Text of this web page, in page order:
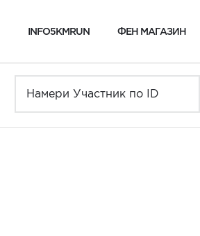
INFO5KMRUN ФЕН МАГАЗИН